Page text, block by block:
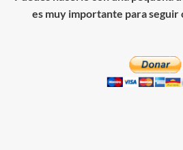
es muy importante para